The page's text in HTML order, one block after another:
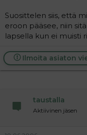
Suosittelen siis, että
eroon pääsee, niin
lapsella kun ei muisti
Ilmoita asiaton
taustalla
Aktiivinen jäsen